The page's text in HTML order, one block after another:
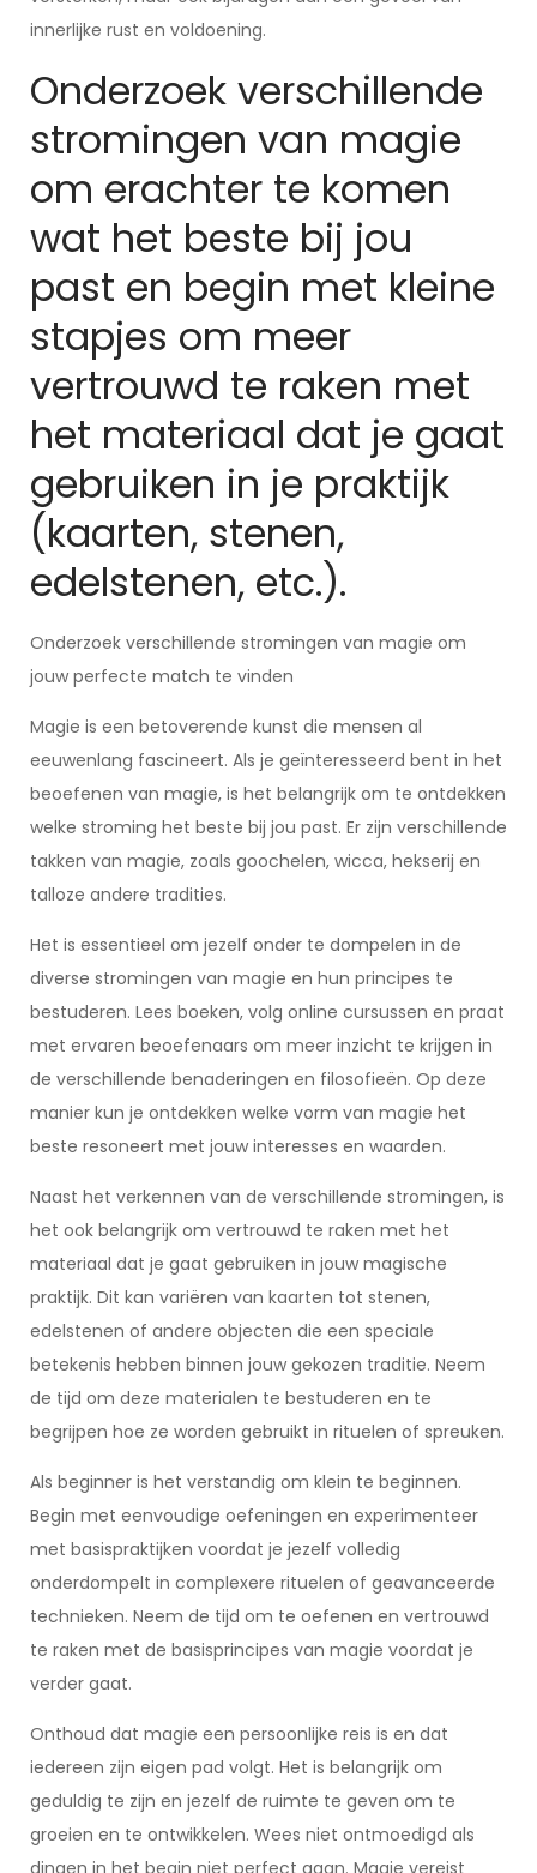
innerlijke rust en voldoening.
Onderzoek verschillende
stromingen van magie
om erachter te komen
wat het beste bij jou
past en begin met kleine
stapjes om meer
vertrouwd te raken met
het materiaal dat je gaat
gebruiken in je praktijk
(kaarten, stenen,
edelstenen, etc.).
Onderzoek verschillende stromingen van magie om
jouw perfecte match te vinden
Magie is een betoverende kunst die mensen al
eeuwenlang fascineert. Als je geïnteresseerd bent in het
beoefenen van magie, is het belangrijk om te ontdekken
welke stroming het beste bij jou past. Er zijn verschillende
takken van magie, zoals goochelen, wicca, hekserij en
talloze andere tradities.
Het is essentieel om jezelf onder te dompelen in de
diverse stromingen van magie en hun principes te
bestuderen. Lees boeken, volg online cursussen en praat
met ervaren beoefenaars om meer inzicht te krijgen in
de verschillende benaderingen en filosofieën. Op deze
manier kun je ontdekken welke vorm van magie het
beste resoneert met jouw interesses en waarden.
Naast het verkennen van de verschillende stromingen, is
het ook belangrijk om vertrouwd te raken met het
materiaal dat je gaat gebruiken in jouw magische
praktijk. Dit kan variëren van kaarten tot stenen,
edelstenen of andere objecten die een speciale
betekenis hebben binnen jouw gekozen traditie. Neem
de tijd om deze materialen te bestuderen en te
begrijpen hoe ze worden gebruikt in rituelen of spreuken.
Als beginner is het verstandig om klein te beginnen.
Begin met eenvoudige oefeningen en experimenteer
met basispraktijken voordat je jezelf volledig
onderdompelt in complexere rituelen of geavanceerde
technieken. Neem de tijd om te oefenen en vertrouwd
te raken met de basisprincipes van magie voordat je
verder gaat.
Onthoud dat magie een persoonlijke reis is en dat
iedereen zijn eigen pad volgt. Het is belangrijk om
geduldig te zijn en jezelf de ruimte te geven om te
groeien en te ontwikkelen. Wees niet ontmoedigd als
dingen in het begin niet perfect gaan. Magie vereist